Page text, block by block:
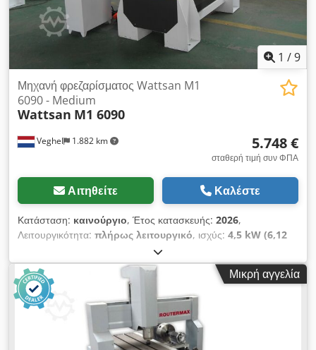
1 /9
Veghel 1.882 km
Μηχανή φρεζαρίσματος Wattsan M1
6090 - Medium
Wattsan M1 6090
5.748 €
σταθερή τιμή συν ΦΠΑ
Αιτηθείτε Καλέστε
Κατάσταση: καινούργιο, Έτος κατασκευής: 2026,
Λειτουργικότητα: πλήρως λειτουργικό, ισχύς: 4,5 kW (6,12
, συνολικό βάρος:
τραπεζιού:2.500 χιλ., πλάτος τραπεζιού:1.300 χιλ.,
Εξοπλισμός:
Σήμανση CE, τεκμηρίωση / εγχειρίδιο, Αυτός ο
γενικός δρομολογητής CNC μπορεί να χρησιμοποιηθεί για να
κόψει, να χαράξει ή να φρεζάρει τρισδιάστατα οποιοδήποτε
σχήμα. Με το Wattsan M1 6090 μπορείτε να παράγετε
διακοσμήσεις, έπιπλα, διαφημίσεις και συσκευασίες. Αυτό το
Μικρή αγγελία